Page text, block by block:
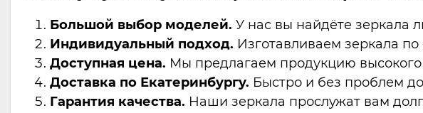
Большой выбор моделей. У нас вы найдёте зеркала
Индивидуальный подход. Изготавливаем зеркала
Доступная цена. Мы предлагаем продукцию высокого
Доставка по Екатеринбургу. Быстро и без проблем
Гарантия качества. Наши зеркала прослужат вам